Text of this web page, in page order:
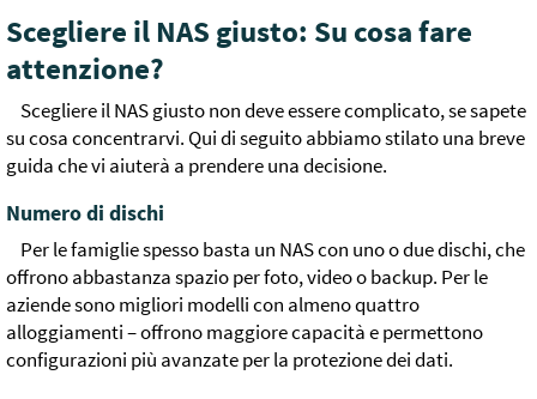
Scegliere il NAS giusto: Su cosa fare
attenzione?
Scegliere il NAS giusto non deve essere complicato, se sapete
su cosa concentrarvi. Qui di seguito abbiamo stilato una breve
guida che vi aiuterà a prendere una decisione.
Numero di dischi
Per le famiglie spesso basta un NAS con uno o due dischi, che
offrono abbastanza spazio per foto, video o backup. Per le
aziende sono migliori modelli con almeno quattro
alloggiamenti – offrono maggiore capacità e permettono
configurazioni più avanzate per la protezione dei dati.